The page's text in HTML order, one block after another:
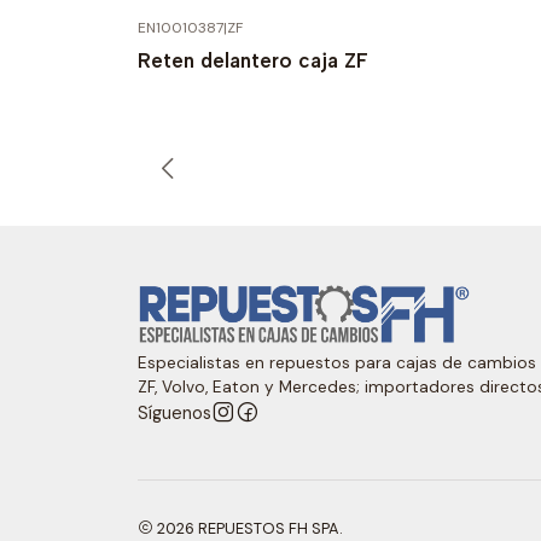
EN10010387|ZF
Reten delantero caja ZF
Especialistas en repuestos para cajas de cambios
ZF, Volvo, Eaton y Mercedes; importadores
Síguenos
2026 REPUESTOS FH SPA.